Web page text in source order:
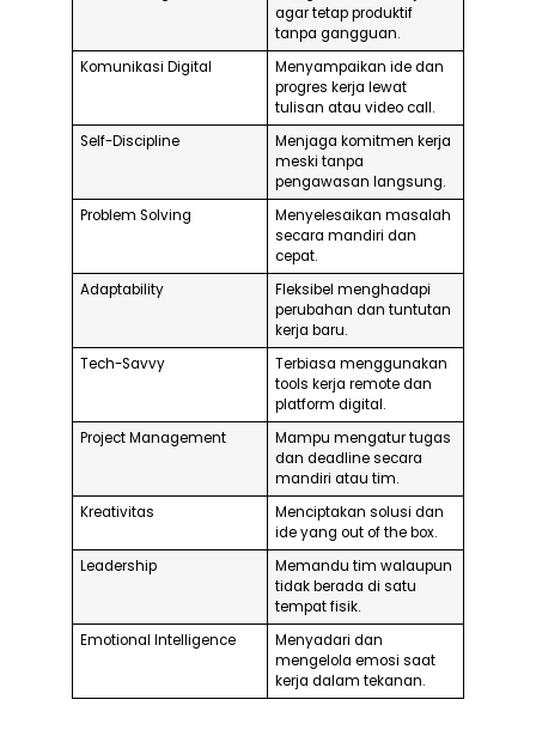
agar tetap produktif
tanpa gangguan.
Komunikasi Digital
Menyampaikan ide dan
progres kerja lewat
tulisan atau video call.
Self-Discipline
Menjaga komitmen kerja
meski tanpa
pengawasan langsung.
Problem Solving
Menyelesaikan masalah
secara mandiri dan
cepat.
Adaptability
Fleksibel menghadapi
perubahan dan tuntutan
kerja baru.
Tech-Savvy
Terbiasa menggunakan
tools kerja remote dan
platform digital.
Project Management
Mampu mengatur tugas
dan deadline secara
mandiri atau tim.
Kreativitas
Menciptakan solusi dan
ide yang out of the box.
Leadership
Memandu tim walaupun
tidak berada di satu
tempat fisik.
Emotional Intelligence
Menyadari dan
mengelola emosi saat
kerja dalam tekanan.